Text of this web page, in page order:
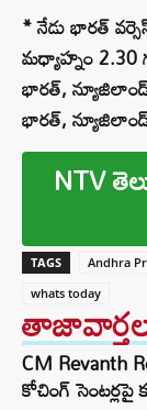
* నేడు భారత్
మధ్యాహ్నం 2.30
భారత్,
భారత్,
NTV
TAGS Andhra
whats today
CM Revanth
కోచింగ్